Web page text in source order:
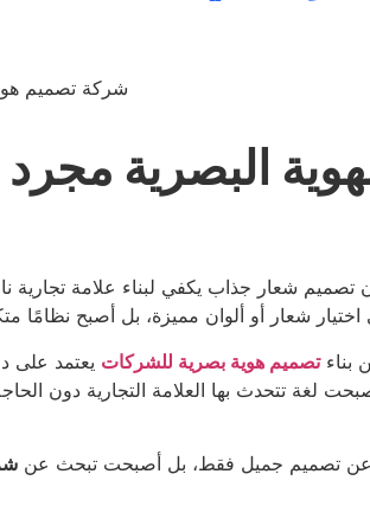
البصرية
شعار جذاب يكفي لبناء علامة تجارية
شعار أو ألوان مميزة، بل أصبح نظامًا
بناء تصميم هوية بصرية للشركات يعتمد على
لغة تتحدث بها العلامة التجارية دون
عن تصميم جميل فقط، بل أصبحت تبحث عن